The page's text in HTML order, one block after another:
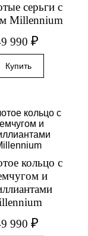
серьги с
Millennium
990 ₽
кольцо с
и
990 ₽